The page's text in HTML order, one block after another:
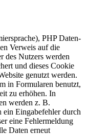
PHP Daten-
Verweis auf die
des Nutzers werden
und dieses Cookie
genutzt werden.
in Formularen benutzt,
zu erhöhen. In
werden z. B.
ein Eingabefehler durch
eine Fehlermeldung
Daten erneut